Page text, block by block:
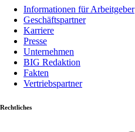
Informationen für Arbeitgeber
Geschäftspartner
Karriere
Presse
Unternehmen
BIG Redaktion
Fakten
Vertriebspartner
Rechtliches